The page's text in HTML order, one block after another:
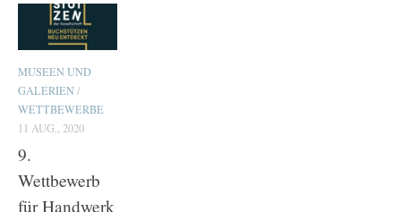
MUSEEN UND
GALERIEN/
WETTBEWERBE
11 AUG., 2020
9.
Wettbewerb
für Handwerk